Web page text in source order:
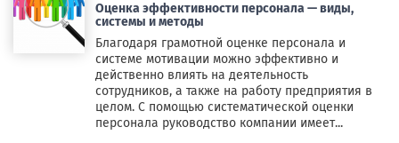
Оценка эффективности персонала — виды,
системы и методы
Благодаря грамотной оценке персонала и
системе мотивации можно эффективно и
действенно влиять на деятельность
сотрудников, а также на работу предприятия в
целом. С помощью систематической оценки
персонала руководство компании имеет...